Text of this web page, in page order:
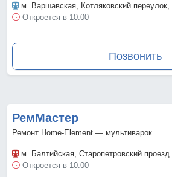
м. Варшавская, Котляковский
Откроется в 10:00
Позвонить
РемМастер
Ремонт Home-Element — мультиварок
м. Балтийская, Старопетровский проезд
Откроется в 10:00